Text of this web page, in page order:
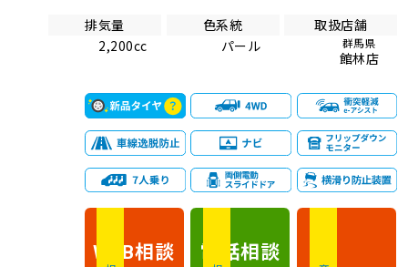
排気量
2,200cc
色系統
パール
取扱店舗
群馬県
館林店
WEB相談 電話相談